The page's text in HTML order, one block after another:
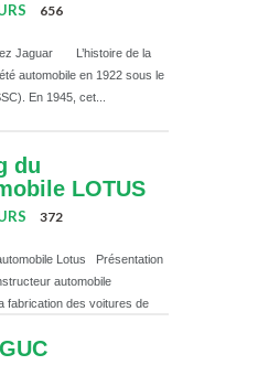
656
Jaguar L’histoire de la
automobile en 1922 sous le
En 1945, cet...
du
LOTUS
372
Lotus Présentation
automobile
fabrication des voitures de